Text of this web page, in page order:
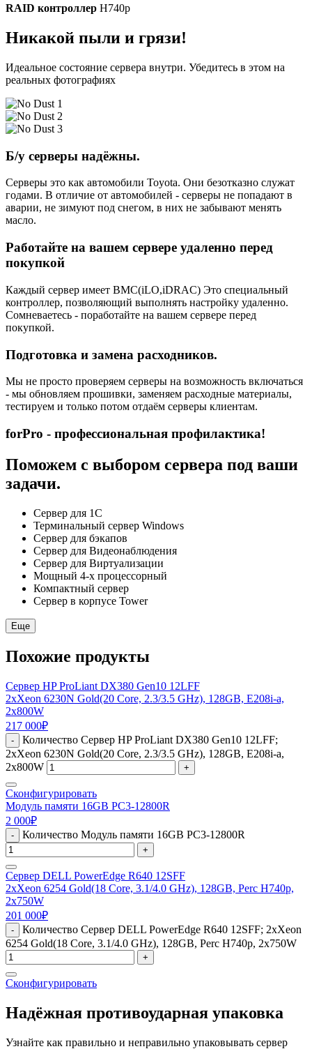
RAID контроллер H740p
Никакой пыли и грязи!
Идеальное состояние сервера внутри. Убедитесь в этом на
реальных фотографиях
Б/у серверы надёжны.
Серверы это как автомобили Toyota. Они безотказно служат
годами. В отличие от автомобилей - серверы не попадают в
аварии, не зимуют под снегом, в них не забывают менять
масло.
Работайте на вашем сервере удаленно перед
покупкой
Каждый сервер имеет BMC(iLO,iDRAC) Это специальный
контроллер, позволяющий выполнять настройку удаленно.
Сомневаетесь - поработайте на вашем сервере перед
покупкой.
Подготовка и замена расходников.
Мы не просто проверяем серверы на возможность включаться
- мы обновляем прошивки, заменяем расходные материалы,
тестируем и только потом отдаём серверы клиентам.
forPro - профессиональная профилактика!
Поможем с выбором сервера под ваши
задачи.
Сервер для 1С
Терминальный сервер Windows
Сервер для бэкапов
Сервер для Видеонаблюдения
Сервер для Виртуализации
Мощный 4-х процессорный
Компактный сервер
Сервер в корпусе Tower
Еще
Похожие продукты
Сервер HP ProLiant DX380 Gen10 12LFF
2xXeon 6230N Gold(20 Core, 2.3/3.5 GHz), 128GB, E208i-a,
2x800W
217 000₽
-
Количество Сервер HP ProLiant DX380 Gen10 12LFF;
2xXeon 6230N Gold(20 Core, 2.3/3.5 GHz), 128GB, E208i-a,
2x800W
+
Сконфигурировать
Модуль памяти 16GB PC3-12800R
2 000₽
- Количество Модуль памяти 16GB PC3-12800R
+
Сервер DELL PowerEdge R640 12SFF
2xXeon 6254 Gold(18 Core, 3.1/4.0 GHz), 128GB, Perc H740p,
2x750W
201 000₽
-
Количество Сервер DELL PowerEdge R640 12SFF; 2xXeon
6254 Gold(18 Core, 3.1/4.0 GHz), 128GB, Perc H740p, 2x750W
+
Сконфигурировать
Надёжная противоударная упаковка
Узнайте как правильно и неправильно упаковывать сервер